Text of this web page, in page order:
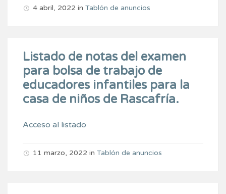
4 abril, 2022 in Tablón de anuncios
Listado de notas del examen
para bolsa de trabajo de
educadores infantiles para la
casa de niños de Rascafría.
Acceso al listado
11 marzo, 2022 in Tablón de anuncios